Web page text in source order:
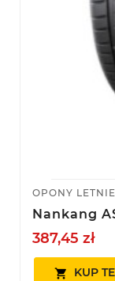
OPONY LETNIE
Nankang
387,45 zł
 KUP